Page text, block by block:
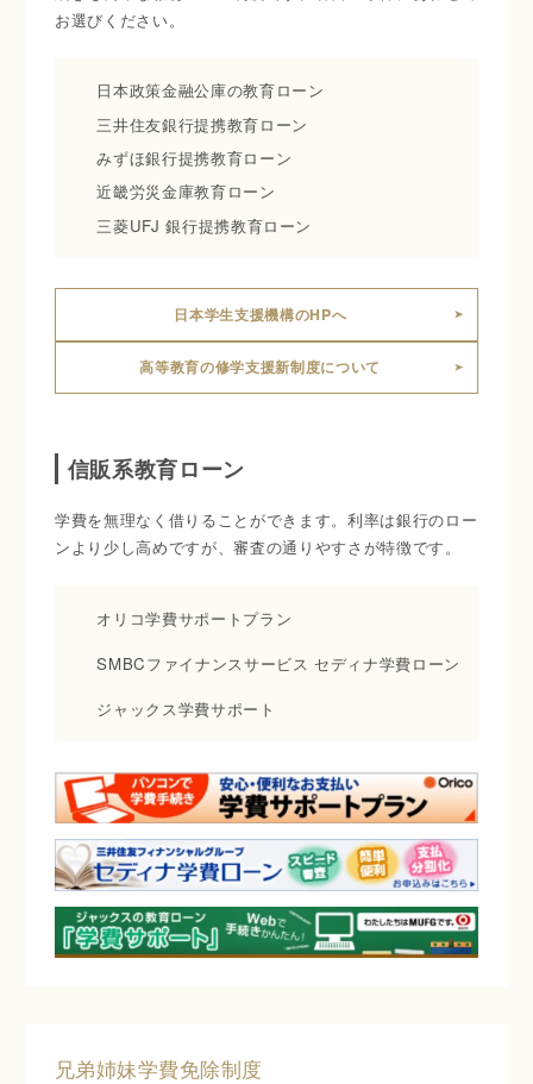
お選びください。
日本政策金融公庫の教育ローン
三井住友銀行提携教育ローン
みずほ銀行提携教育ローン
近畿労災金庫教育ローン
三菱UFJ 銀行提携教育ローン
日本学生支援機構のHPへ
高等教育の修学支援新制度について
信販系教育ローン
学費を無理なく借りることができます。利率は銀行のロー
ンより少し高めですが、審査の通りやすさが特徴です。
オリコ学費サポートプラン
SMBCファイナンスサービス セディナ学費ローン
ジャックス学費サポート
兄弟姉妹学費免除制度